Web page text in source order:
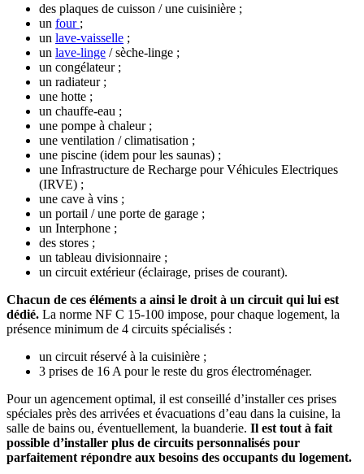
des plaques de cuisson / une cuisinière ;
un four ;
un lave-vaisselle ;
un lave-linge / sèche-linge ;
un congélateur ;
un radiateur ;
une hotte ;
un chauffe-eau ;
une pompe à chaleur ;
une ventilation / climatisation ;
une piscine (idem pour les saunas) ;
une Infrastructure de Recharge pour Véhicules Electriques
(IRVE) ;
une cave à vins ;
un portail / une porte de garage ;
un Interphone ;
des stores ;
un tableau divisionnaire ;
un circuit extérieur (éclairage, prises de courant).
Chacun de ces éléments a ainsi le droit à un circuit qui lui est
dédié. La norme NF C 15-100 impose, pour chaque logement, la
présence minimum de 4 circuits spécialisés :
un circuit réservé à la cuisinière ;
3 prises de 16 A pour le reste du gros électroménager.
Pour un agencement optimal, il est conseillé d’installer ces prises
spéciales près des arrivées et évacuations d’eau dans la cuisine, la
salle de bains ou, éventuellement, la buanderie. Il est tout à fait
possible d’installer plus de circuits personnalisés pour
parfaitement répondre aux besoins des occupants du logement.